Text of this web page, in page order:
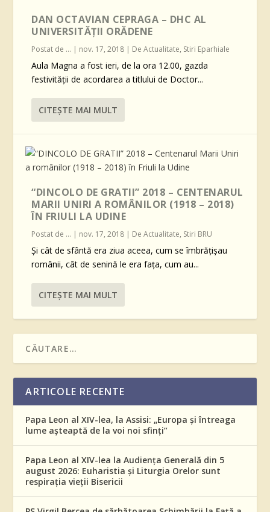
DAN OCTAVIAN CEPRAGA – DHC AL
UNIVERSITĂȚII ORĂDENE
Postat de ... | nov. 17, 2018 | De Actualitate, Stiri Eparhiale
Aula Magna a fost ieri, de la ora 12.00, gazda
festivității de acordarea a titlului de Doctor...
CITEŞTE MAI MULT
“DINCOLO DE GRATII” 2018 – CENTENARUL
MARII UNIRI A ROMÂNILOR (1918 – 2018)
ÎN FRIULI LA UDINE
Postat de ... | nov. 17, 2018 | De Actualitate, Stiri BRU
Şi cât de sfântă era ziua aceea, cum se îmbrăţişau
românii, cât de senină le era faţa, cum au...
CITEŞTE MAI MULT
ARTICOLE RECENTE
Papa Leon al XIV-lea, la Assisi: „Europa și întreaga
lume așteaptă de la voi noi sfinți”
Papa Leon al XIV-lea la Audiența Generală din 5
august 2026: Euharistia și Liturgia Orelor sunt
respirația vieții Bisericii